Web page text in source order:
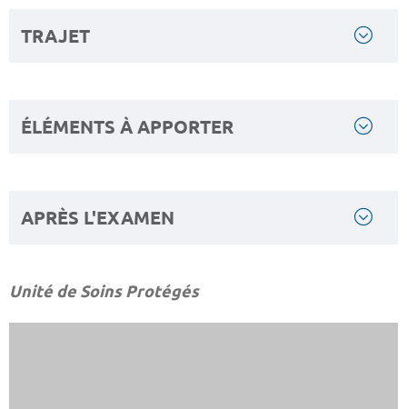
TRAJET
ÉLÉMENTS À APPORTER
APRÈS L'EXAMEN
Unité de Soins Protégés